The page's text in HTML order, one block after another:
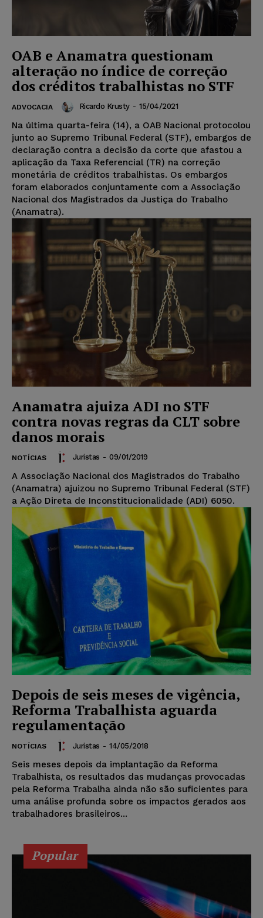
OAB e Anamatra questionam
alteração no índice de correção
dos créditos trabalhistas no STF
ADVOCACIA Ricardo Krusty - 15/04/2021
Na última quarta-feira (14), a OAB Nacional protocolou
junto ao Supremo Tribunal Federal (STF), embargos de
declaração contra a decisão da corte que afastou a
aplicação da Taxa Referencial (TR) na correção
monetária de créditos trabalhistas. Os embargos
foram elaborados conjuntamente com a Associação
Nacional dos Magistrados da Justiça do Trabalho
(Anamatra).
Anamatra ajuiza ADI no STF
contra novas regras da CLT sobre
danos morais
NOTÍCIAS Juristas - 09/01/2019
A Associação Nacional dos Magistrados do Trabalho
(Anamatra) ajuizou no Supremo Tribunal Federal (STF)
a Ação Direta de Inconstitucionalidade (ADI) 6050.
Depois de seis meses de vigência,
Reforma Trabalhista aguarda
regulamentação
NOTÍCIAS Juristas - 14/05/2018
Seis meses depois da implantação da Reforma
Trabalhista, os resultados das mudanças provocadas
pela Reforma Trabalha ainda não são suficientes para
uma análise profunda sobre os impactos gerados aos
trabalhadores brasileiros...
Popular